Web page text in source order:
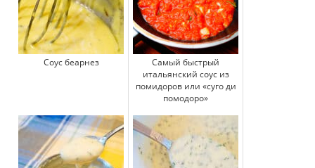
Соус беарнез
Самый быстрый
итальянский соус из
помидоров или «суго ди
помодоро»